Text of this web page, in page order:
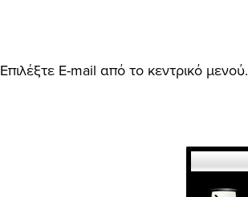
Επιλέξτε E-mail από το κεντρικό μενού.